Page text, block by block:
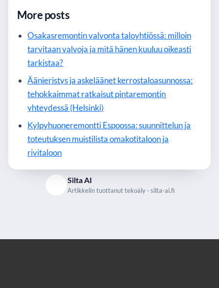
More posts
Osakasremontin valvonta taloyhtiössä: milloin
tarvitaan valvoja ja mitä hänen kuuluu oikeasti
tarkistaa?
Äänieristys ja askeläänet kerrostaloasunnossa:
tehokkaimmat ratkaisut pintaremontin
yhteydessä (Helsinki)
Kylpyhuoneremontti Espoossa: suunnittelun ja
toteutuksen muistilista omakotitaloon ja
rivitaloon
Silta AI
Artikkelin tuottanut tekoäly · silta-ai.fi